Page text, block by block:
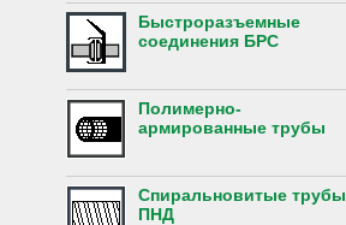
Быстроразъемные
соединения БРС
Полимерно-
армированные трубы
Спиральновитые трубы
ПНД